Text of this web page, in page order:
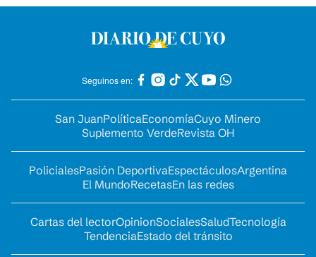
Seguinos en:
San JuanPolíticaEconomíaCuyo Minero
Suplemento VerdeRevista OH
PolicialesPasión DeportivaEspectáculosArgentina
El MundoRecetasEn las redes
Cartas del lectorOpinionSocialesSaludTecnología
TendenciaEstado del tránsito